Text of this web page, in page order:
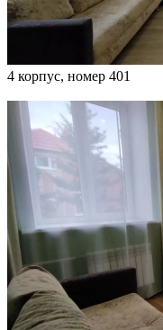
4 корпус, номер 401